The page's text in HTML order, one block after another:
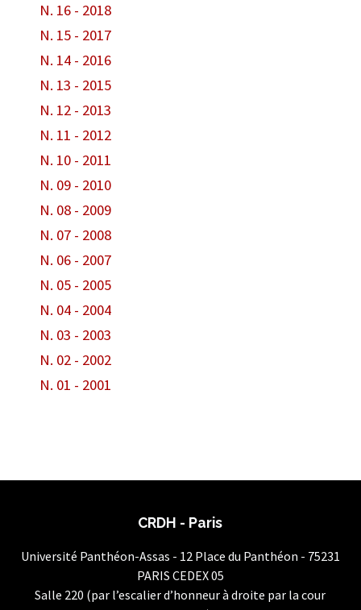
N. 16 - 2018
N. 15 - 2017
N. 14 - 2016
N. 13 - 2015
N. 12 - 2013
N. 11 - 2012
N. 10 - 2011
N. 09 - 2010
N. 08 - 2009
N. 07 - 2008
N. 06 - 2007
N. 05 - 2005
N. 04 - 2004
N. 03 - 2003
N. 02 - 2002
N. 01 - 2001
CRDH - Paris
Université Panthéon-Assas - 12 Place du Panthéon - 75231
PARIS CEDEX 05
Salle 220 (par l’escalier d’honneur à droite par la cour